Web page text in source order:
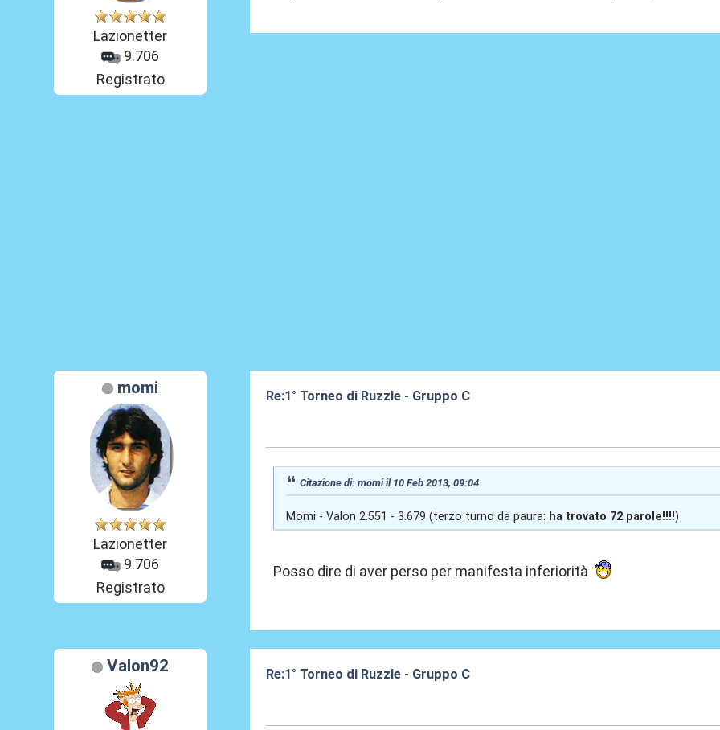
Lazionetter
9.706
Registrato
momi
Lazionetter
9.706
Registrato
Re:1° Torneo di Ruzzle - Gruppo C
Citazione di: momi il 10 Feb 2013, 09:04
Momi - Valon 2.551 - 3.679 (terzo turno da paura: ha trovato 72 parole!!!!)
Posso dire di aver perso per manifesta inferiorità
Valon92
Re:1° Torneo di Ruzzle - Gruppo C